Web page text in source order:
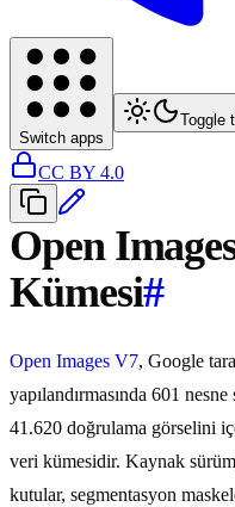
Switch apps
Toggle
CC BY 4.0
Open
Kümesi#
Open Images V7, Google
yapılandırmasında 601
41.620 doğrulama görselini
veri kümesidir. Kaynak
kutular, segmentasyon